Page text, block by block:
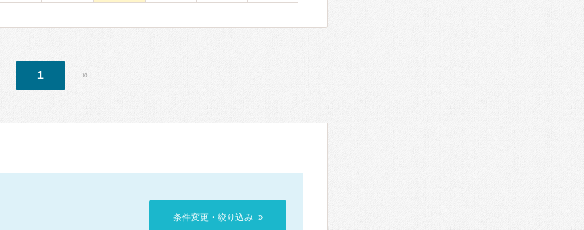
1 »
条件変更・絞り込み »